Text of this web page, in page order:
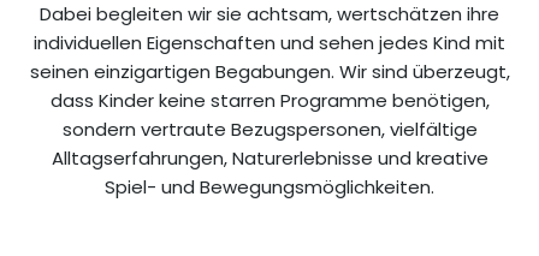
Dabei begleiten wir sie achtsam, wertschätzen ihre
individuellen Eigenschaften und sehen jedes Kind mit
seinen einzigartigen Begabungen. Wir sind überzeugt,
dass Kinder keine starren Programme benötigen,
sondern vertraute Bezugspersonen, vielfältige
Alltagserfahrungen, Naturerlebnisse und kreative
Spiel- und Bewegungsmöglichkeiten.